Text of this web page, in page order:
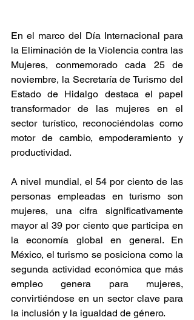
En el marco del Día Internacional para
la Eliminación de la Violencia contra las
Mujeres, conmemorado cada 25 de
noviembre, la Secretaría de Turismo del
Estado de Hidalgo destaca el papel
transformador de las mujeres en el
sector turístico, reconociéndolas como
motor de cambio, empoderamiento y
productividad.
A nivel mundial, el 54 por ciento de las
personas empleadas en turismo son
mujeres, una cifra significativamente
mayor al 39 por ciento que participa en
la economía global en general. En
México, el turismo se posiciona como la
segunda actividad económica que más
empleo genera para mujeres,
convirtiéndose en un sector clave para
la inclusión y la igualdad de género.